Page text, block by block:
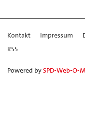
Kontakt Impressum
RSS
Powered bySPD-Web-O-